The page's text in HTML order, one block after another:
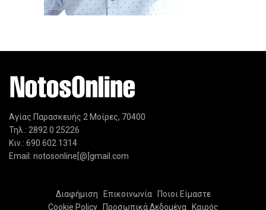
Αγίας Παρασκευής 2 Μοίρες, 70400
Τηλ.: 2892 0 25226
Κιν.: 690 602 1314
Email: notosonline[@]gmail.com
Διαφήμιση Επικοινωνία Ποιοι Είμαστε
Cookie Policy Προσωπικά Δεδομένα Καιρός